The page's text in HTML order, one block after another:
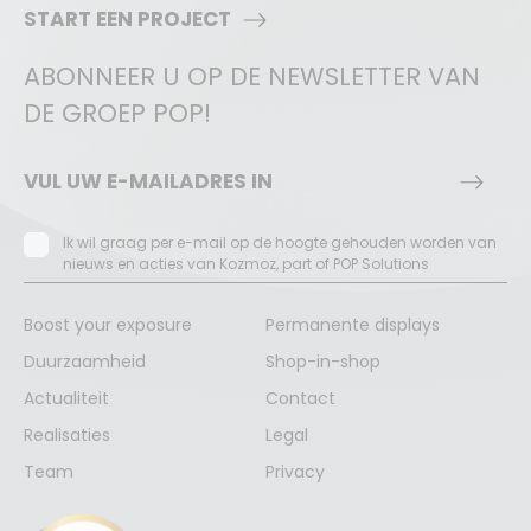
START EEN PROJECT
ABONNEER U OP DE NEWSLETTER VAN
DE GROEP POP!
Ik wil graag per e-mail op de hoogte gehouden worden van
nieuws en acties van Kozmoz, part of POP Solutions
Boost your exposure
Duurzaamheid
Permanente displays
Shop-in-shop
Actualiteit
Realisaties
Team
Contact
Legal
Privacy